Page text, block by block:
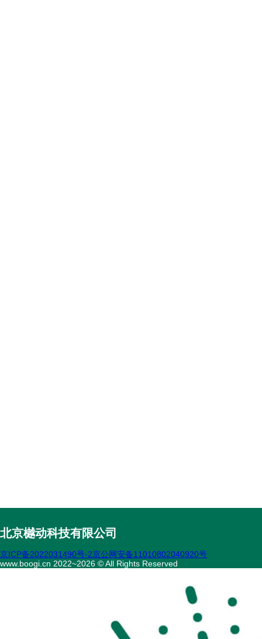
北京樾动科技有限公司
京ICP备2022031490号-2京公网安备11010802040920号
www.boogi.cn 2022~2026 © All Rights Reserved